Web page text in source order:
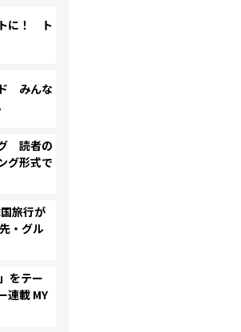
に！ ト
みんな
読者の
グ形式で
旅行が
・グル
をテー
連載 MY